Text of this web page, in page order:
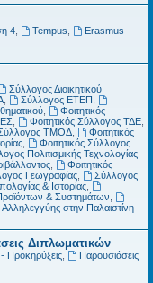
4, Tempus
Erasmus
Σύλλογος Διοικητικού
, Σύλλογος ΕΤΕΠ
,
Φοιτητικός
Φοιτητικός Σύλλογος ΤΔΕ,
Σύλλογος ΤΜΟΔ,
Φοιτητικός
Φοιτητικός Σύλλογος
Πολιτισμικής Τεχνολογίας
,
Φοιτητικός
Γεωγραφίας,
Σύλλογος
& Ιστορίας
& Συστημάτων
στην Παλαιστίνη
Διπλωματικών
Προκηρύξεις,
Παρουσιάσεις